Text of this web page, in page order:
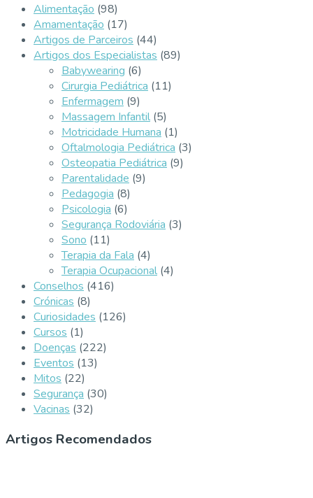
Alimentação (98)
Amamentação (17)
Artigos de Parceiros (44)
Artigos dos Especialistas (89)
Babywearing (6)
Cirurgia Pediátrica (11)
Enfermagem (9)
Massagem Infantil (5)
Motricidade Humana (1)
Oftalmologia Pediátrica (3)
Osteopatia Pediátrica (9)
Parentalidade (9)
Pedagogia (8)
Psicologia (6)
Segurança Rodoviária (3)
Sono (11)
Terapia da Fala (4)
Terapia Ocupacional (4)
Conselhos (416)
Crónicas (8)
Curiosidades (126)
Cursos (1)
Doenças (222)
Eventos (13)
Mitos (22)
Segurança (30)
Vacinas (32)
Artigos Recomendados